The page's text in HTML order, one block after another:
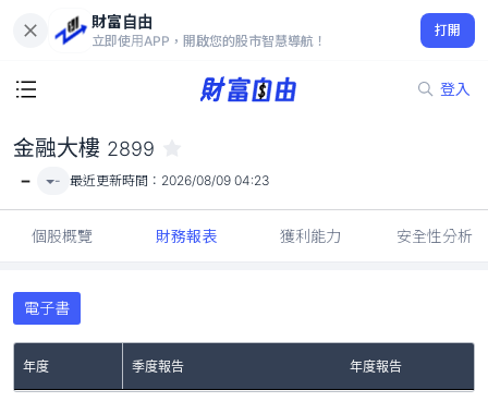
財富自由
立即使用APP，開啟您的股市智慧導航！
打開
登入
-
金融大樓 2899
- - 最近更新時間： 2026/08/09 04:23
個股概覽 財務報表 獲利能力 安全性分析
電子書
年度 季度報告 年度報告